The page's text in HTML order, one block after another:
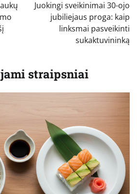
Juokingi sveikinimai 30-ojo
jubiliejaus proga: kaip
linksmai pasveikinti
sukaktuvininką
straipsniai